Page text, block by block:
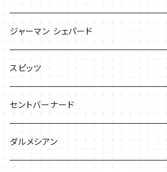
Tシャツ
バッグ
バッグ
ケース
Tシャツ
ジャーマン シェパード
Ｔシャツ
バッグ
スピッツ
ケース
セントバーナード
Tシャツ
ダルメシアン